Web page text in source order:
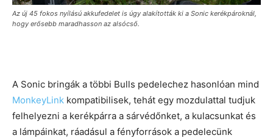
Az új 45 fokos nyílású akkufedelet is úgy alakították ki a Sonic kerékpároknál,
hogy erősebb maradhasson az alsócső.
A Sonic bringák a többi Bulls pedelechez hasonlóan mind
MonkeyLink kompatibilisek, tehát egy mozdulattal tudjuk
felhelyezni a kerékpárra a sárvédőnket, a kulacsunkat és
a lámpáinkat, ráadásul a fényforrások a pedelecünk